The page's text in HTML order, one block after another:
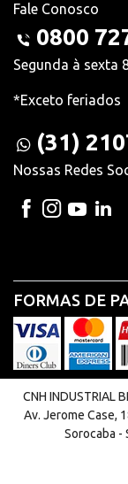
Fale Conosco
0800
Segunda à sexta
*Exceto feriados
(31)
Nossas Redes
FORMAS DE
CNH INDUSTRIAL
Av. Jerome Case,
Sorocaba -